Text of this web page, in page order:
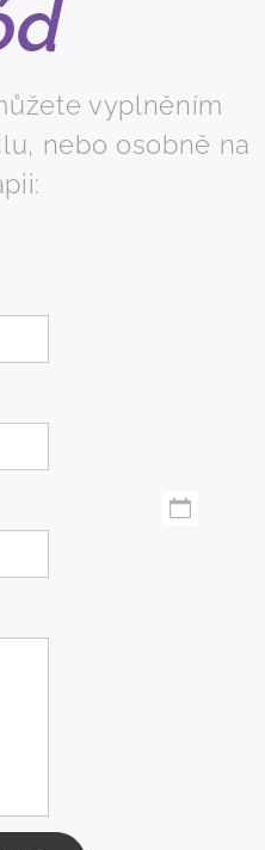
vyplněním
nebo osobně na